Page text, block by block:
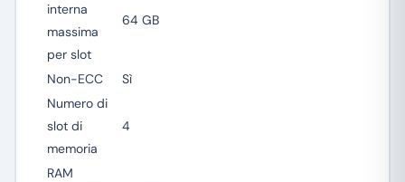
interna
massima
per slot
64 GB
Non-ECC
Sì
Numero di
slot di
memoria
4
RAM